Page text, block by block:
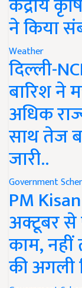
ने किया
Weather
दिल्ली-
बारिश ने
अधिक
साथ तेज
जारी..
Government
PM
अक्टूबर से
काम,
की अगली